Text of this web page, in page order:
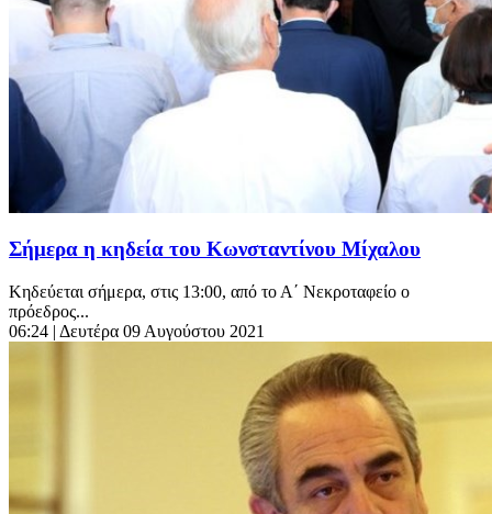
Σήμερα η κηδεία του Κωνσταντίνου Μίχαλου
Κηδεύεται σήμερα, στις 13:00, από το Α΄ Νεκροταφείο ο
πρόεδρος...
06:24 | Δευτέρα 09 Αυγούστου 2021